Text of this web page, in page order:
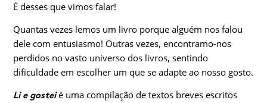
É desses que vimos falar!
Quantas vezes lemos um livro porque alguém nos falou
dele com entusiasmo! Outras vezes, encontramo-nos
perdidos no vasto universo dos livros, sentindo
dificuldade em escolher um que se adapte ao nosso gosto.
Li e gosteié uma compilação de textos breves escritos